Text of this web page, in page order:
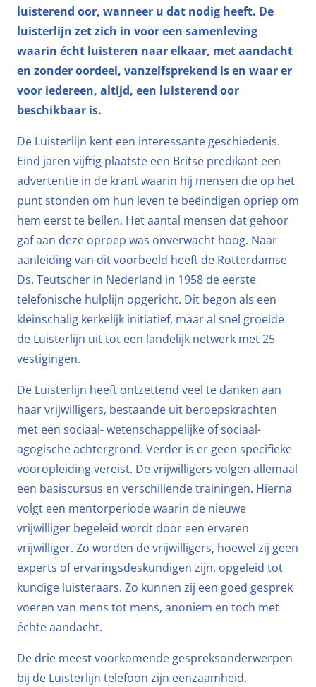
luisterend oor, wanneer u dat nodig heeft. De
luisterlijn zet zich in voor een samenleving
waarin écht luisteren naar elkaar, met aandacht
en zonder oordeel, vanzelfsprekend is en waar er
voor iedereen, altijd, een luisterend oor
beschikbaar is.
De Luisterlijn kent een interessante geschiedenis.
Eind jaren vijftig plaatste een Britse predikant een
advertentie in de krant waarin hij mensen die op het
punt stonden om hun leven te beëindigen opriep om
hem eerst te bellen. Het aantal mensen dat gehoor
gaf aan deze oproep was onverwacht hoog. Naar
aanleiding van dit voorbeeld heeft de Rotterdamse
Ds. Teutscher in Nederland in 1958 de eerste
telefonische hulplijn opgericht. Dit begon als een
kleinschalig kerkelijk initiatief, maar al snel groeide
de Luisterlijn uit tot een landelijk netwerk met 25
vestigingen.
De Luisterlijn heeft ontzettend veel te danken aan
haar vrijwilligers, bestaande uit beroepskrachten
met een sociaal- wetenschappelijke of sociaal-
agogische achtergrond. Verder is er geen specifieke
vooropleiding vereist. De vrijwilligers volgen allemaal
een basiscursus en verschillende trainingen. Hierna
volgt een mentorperiode waarin de nieuwe
vrijwilliger begeleid wordt door een ervaren
vrijwilliger. Zo worden de vrijwilligers, hoewel zij geen
experts of ervaringsdeskundigen zijn, opgeleid tot
kundige luisteraars. Zo kunnen zij een goed gesprek
voeren van mens tot mens, anoniem en toch met
échte aandacht.
De drie meest voorkomende gespreksonderwerpen
bij de Luisterlijn telefoon zijn eenzaamheid,